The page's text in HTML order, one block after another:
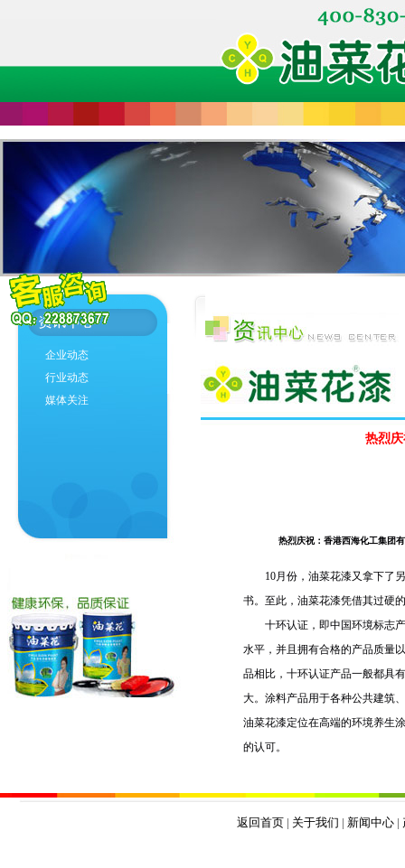
企业动态
行业动态
媒体关注
热烈
热烈庆祝：香港西海化工集团
10月份，油菜花漆又拿下了另
书。至此，油菜花漆凭借其过硬
十环认证，即中国环境标志
水平，并且拥有合格的产品质量
品相比，十环认证产品一般都具
大。涂料产品用于各种公共建筑
油菜花漆定位在高端的环境养生
的认可。
返回首页 | 关于我们 | 新闻中心 |